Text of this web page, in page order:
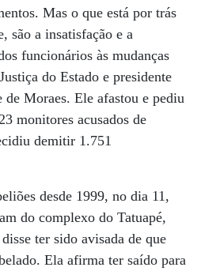
Mas o que está por trás
são a insatisfação e a
funcionários às mudanças
do Estado e presidente
Moraes. Ele afastou e pediu
monitores acusados de
demitir 1.751
desde 1999, no dia 11,
do complexo do Tatuapé,
ter sido avisada de que
Ela afirma ter saído para